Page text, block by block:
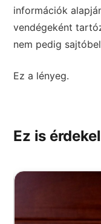
információk
vendégeként
nem pedig
Ez a lényeg.
Ez is